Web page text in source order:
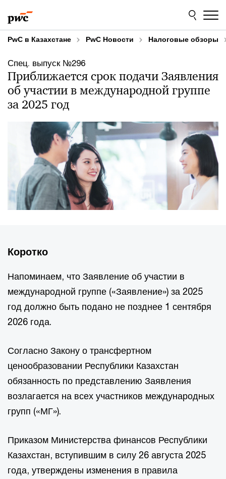
to
content
to
footer
PwC в Казахстане PwC Новости Налоговые обзоры
Спец. выпуск №296
Приближается срок подачи Заявления
об участии в международной группе
за 2025 год
Коротко
Напоминаем, что Заявление об участии в
международной группе («Заявление») за 2025
год должно быть подано не позднее 1 сентября
2026 года.
Согласно Закону о трансфертном
ценообразовании Республики Казахстан
обязанность по представлению Заявления
возлагается на всех участников международных
групп («МГ»).
Приказом Министерства финансов Республики
Казахстан, вступившим в силу 26 августа 2025
года, утверждены изменения в правила